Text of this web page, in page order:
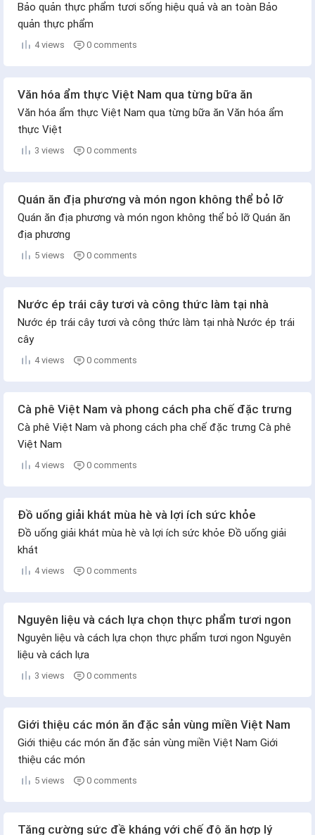
Bảo quản thực phẩm tươi sống hiệu quả và an toàn Bảo
quản thực phẩm
4 views 0 comments
Văn hóa ẩm thực Việt Nam qua từng bữa ăn
Văn hóa ẩm thực Việt Nam qua từng bữa ăn Văn hóa ẩm
thực Việt
3 views 0 comments
Quán ăn địa phương và món ngon không thể bỏ lỡ
Quán ăn địa phương và món ngon không thể bỏ lỡ Quán ăn
địa phương
5 views 0 comments
Nước ép trái cây tươi và công thức làm tại nhà
Nước ép trái cây tươi và công thức làm tại nhà Nước ép trái
cây
4 views 0 comments
Cà phê Việt Nam và phong cách pha chế đặc trưng
Cà phê Việt Nam và phong cách pha chế đặc trưng Cà phê
Việt Nam
4 views 0 comments
Đồ uống giải khát mùa hè và lợi ích sức khỏe
Đồ uống giải khát mùa hè và lợi ích sức khỏe Đồ uống giải
khát
4 views 0 comments
Nguyên liệu và cách lựa chọn thực phẩm tươi ngon
Nguyên liệu và cách lựa chọn thực phẩm tươi ngon Nguyên
liệu và cách lựa
3 views 0 comments
Giới thiệu các món ăn đặc sản vùng miền Việt Nam
Giới thiệu các món ăn đặc sản vùng miền Việt Nam Giới
thiệu các món
5 views 0 comments
Tăng cường sức đề kháng với chế độ ăn hợp lý